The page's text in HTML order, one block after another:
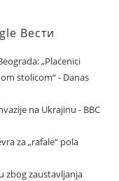
Вести
„Plaćenici
stolicom“ - Danas
na Ukrajinu - BBC
za „rafale“ pola
zbog zaustavljanja